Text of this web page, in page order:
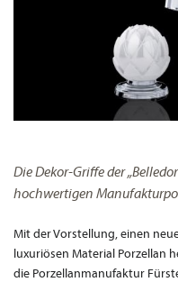
Die Dekor-Griffe der
hochwertigen
Mit der Vorstellung, einen
luxuriösen Material Porzellan
die Porzellanmanufaktur